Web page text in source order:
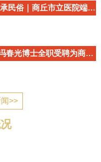
浓情端午 传承民俗｜商丘市立医院端午民俗主题活动温情开启
博士加盟！冯春光博士全职受聘为商丘市立医院心血管内科学术带头人
>>